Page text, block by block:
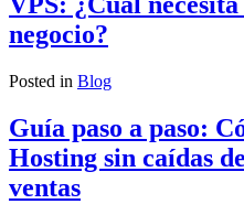
negocio?
Posted in Blog
Guía paso a paso:
Hosting sin caídas
ventas